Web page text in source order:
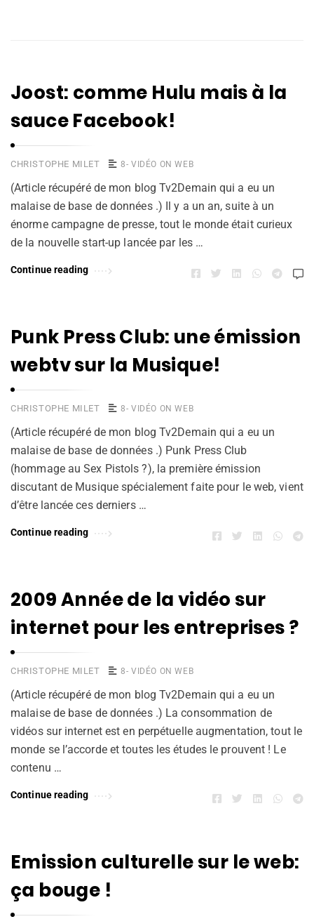
Joost: comme Hulu mais à la
sauce Facebook!
CHRISTOPHE MILET 8- VIDÉO ON WEB
(Article récupéré de mon blog Tv2Demain qui a eu un
malaise de base de données .) Il y a un an, suite à un
énorme campagne de presse, tout le monde était curieux
de la nouvelle start-up lancée par les …
Continue reading
Punk Press Club: une émission
webtv sur la Musique!
CHRISTOPHE MILET 8- VIDÉO ON WEB
(Article récupéré de mon blog Tv2Demain qui a eu un
malaise de base de données .) Punk Press Club
(hommage au Sex Pistols ?), la première émission
discutant de Musique spécialement faite pour le web, vient
d’être lancée ces derniers …
Continue reading
2009 Année de la vidéo sur
internet pour les entreprises ?
CHRISTOPHE MILET 8- VIDÉO ON WEB
(Article récupéré de mon blog Tv2Demain qui a eu un
malaise de base de données .) La consommation de
vidéos sur internet est en perpétuelle augmentation, tout le
monde se l’accorde et toutes les études le prouvent ! Le
contenu …
Continue reading
Emission culturelle sur le web:
ça bouge !